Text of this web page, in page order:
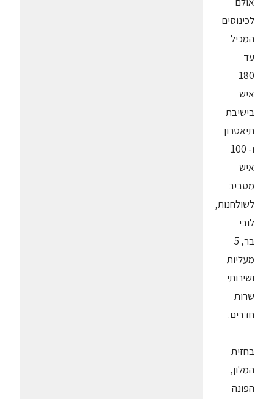
לכינוסים
המכיל
עד
180
איש
בישיבת
תיאטרון
ו- 100
איש
מסביב
לשולחנות,
לובי
בר, 5
מעליות
ושירותי
שרות
חדרים.
בחזית
המלון,
הפונה